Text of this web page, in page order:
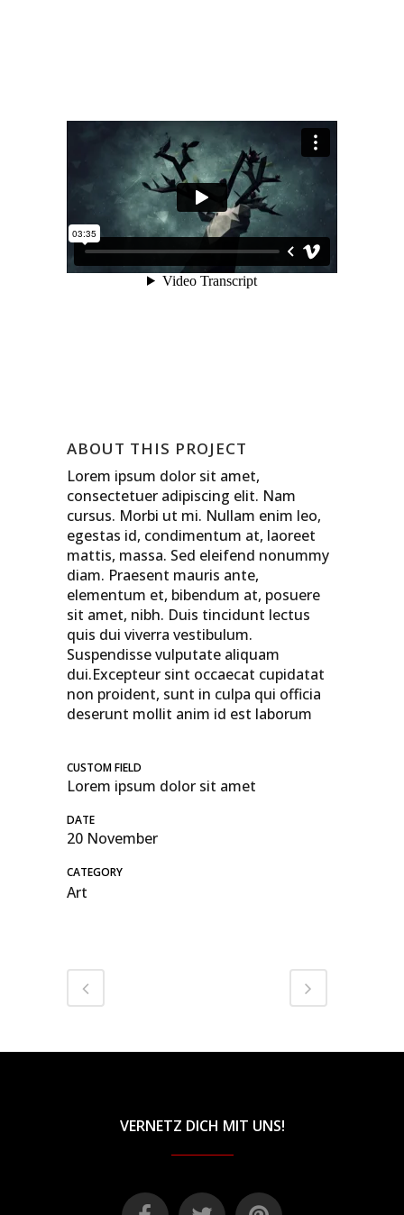
ABOUT THIS PROJECT
Lorem ipsum dolor sit amet,
consectetuer adipiscing elit. Nam
cursus. Morbi ut mi. Nullam enim leo,
egestas id, condimentum at, laoreet
mattis, massa. Sed eleifend nonummy
diam. Praesent mauris ante,
elementum et, bibendum at, posuere
sit amet, nibh. Duis tincidunt lectus
quis dui viverra vestibulum.
Suspendisse vulputate aliquam
dui.Excepteur sint occaecat cupidatat
non proident, sunt in culpa qui officia
deserunt mollit anim id est laborum
CUSTOM FIELD
Lorem ipsum dolor sit amet
DATE
20 November
CATEGORY
Art
VERNETZ DICH MIT UNS!